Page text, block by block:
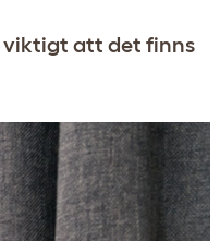
viktigt att det finns